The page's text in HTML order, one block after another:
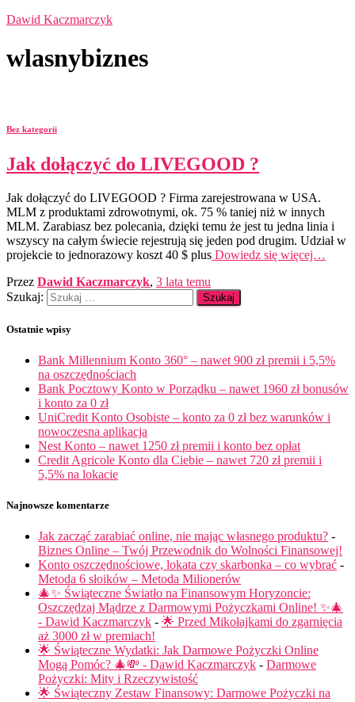
Dawid Kaczmarczyk
wlasnybiznes
Bez kategorii
Jak dołączyć do LIVEGOOD ?
Jak dołączyć do LIVEGOOD ? Firma zarejestrowana w USA.
MLM z produktami zdrowotnymi, ok. 75 % taniej niż w innych
MLM. Zarabiasz bez polecania, dzięki temu że jest tu jedna linia i
wszyscy na całym świecie rejestrują się jeden pod drugim. Udział w
projekcie to jednorazowy koszt 40 $ plus Dowiedz się więcej…
Przez Dawid Kaczmarczyk, 3 lata temu
Szukaj:
Ostatnie wpisy
Bank Millennium Konto 360° – nawet 900 zł premii i 5,5%
na oszczędnościach
Bank Pocztowy Konto w Porządku – nawet 1960 zł bonusów
i konto za 0 zł
UniCredit Konto Osobiste – konto za 0 zł bez warunków i
nowoczesna aplikacja
Nest Konto – nawet 1250 zł premii i konto bez opłat
Credit Agricole Konto dla Ciebie – nawet 720 zł premii i
5,5% na lokacie
Najnowsze komentarze
Jak zacząć zarabiać online, nie mając własnego produktu? -
Biznes Online – Twój Przewodnik do Wolności Finansowej!
Konto oszczędnościowe, lokata czy skarbonka – co wybrać -
Metoda 6 słoików – Metoda Milionerów
🎄✨ Świąteczne Światło na Finansowym Horyzoncie:
Oszczędzaj Mądrze z Darmowymi Pożyczkami Online! ✨🎄
- Dawid Kaczmarczyk - 🌟 Przed Mikołajkami do zgarnięcia
aż 3000 zł w premiach!
🌟 Świąteczne Wydatki: Jak Darmowe Pożyczki Online
Mogą Pomóc? 🎄💸 - Dawid Kaczmarczyk - Darmowe
Pożyczki: Mity i Rzeczywistość
🌟 Świąteczny Zestaw Finansowy: Darmowe Pożyczki na